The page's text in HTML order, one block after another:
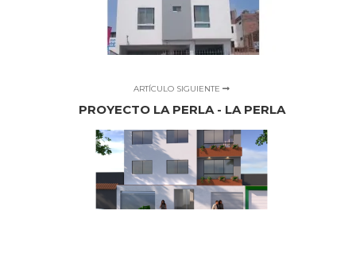
ARTÍCULO SIGUIENTE
PROYECTO LA PERLA - LA PERLA